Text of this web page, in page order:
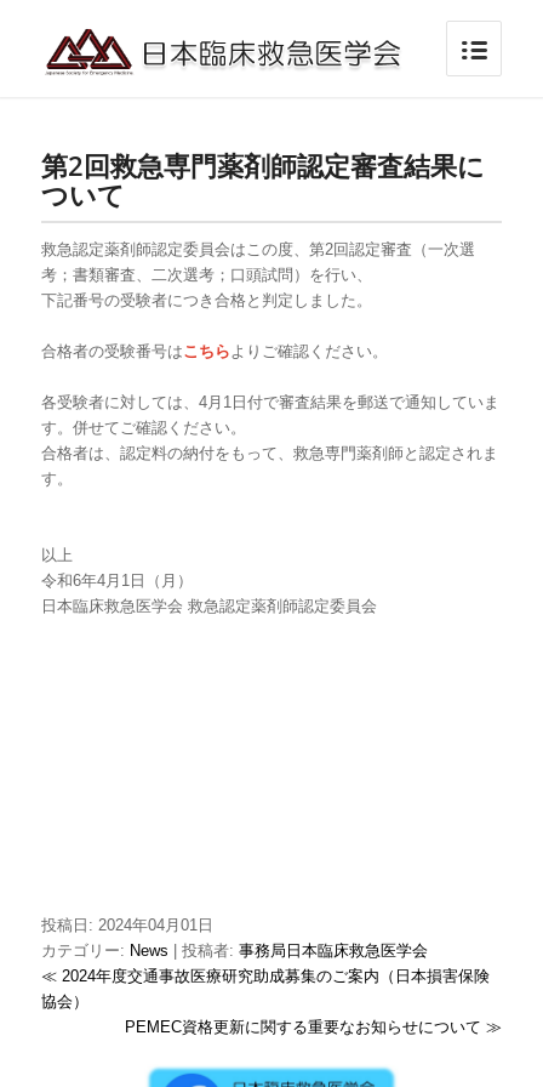
第2回救急専門薬剤師認定審査結果に
ついて
救急認定薬剤師認定委員会はこの度、第2回認定審査（一次選
考；書類審査、二次選考；口頭試問）を行い、
下記番号の受験者につき合格と判定しました。
合格者の受験番号はこちらよりご確認ください。
各受験者に対しては、4月 1日付で審査結果を郵送で通知していま
す。併せてご確認ください。
合格者は、認定料の納付をもって、救急専門薬剤師と認定されま
す。
以上
令和6年4月1日（月）
日本臨床救急医学会 救急認定薬剤師認定委員会
投稿日: 2024年04月01日
カテゴリー: News | 投稿者: 事務局日本臨床救急医学会
≪ 2024年度交通事故医療研究助成募集のご案内（日本損害保険
協会）
PEMEC資格更新に関する重要なお知らせについて ≫